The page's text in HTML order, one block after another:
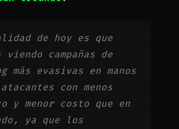
de hoy es que
viendo campañas de
más evasivas en manos
con menos
y menor costo que en
ya que los